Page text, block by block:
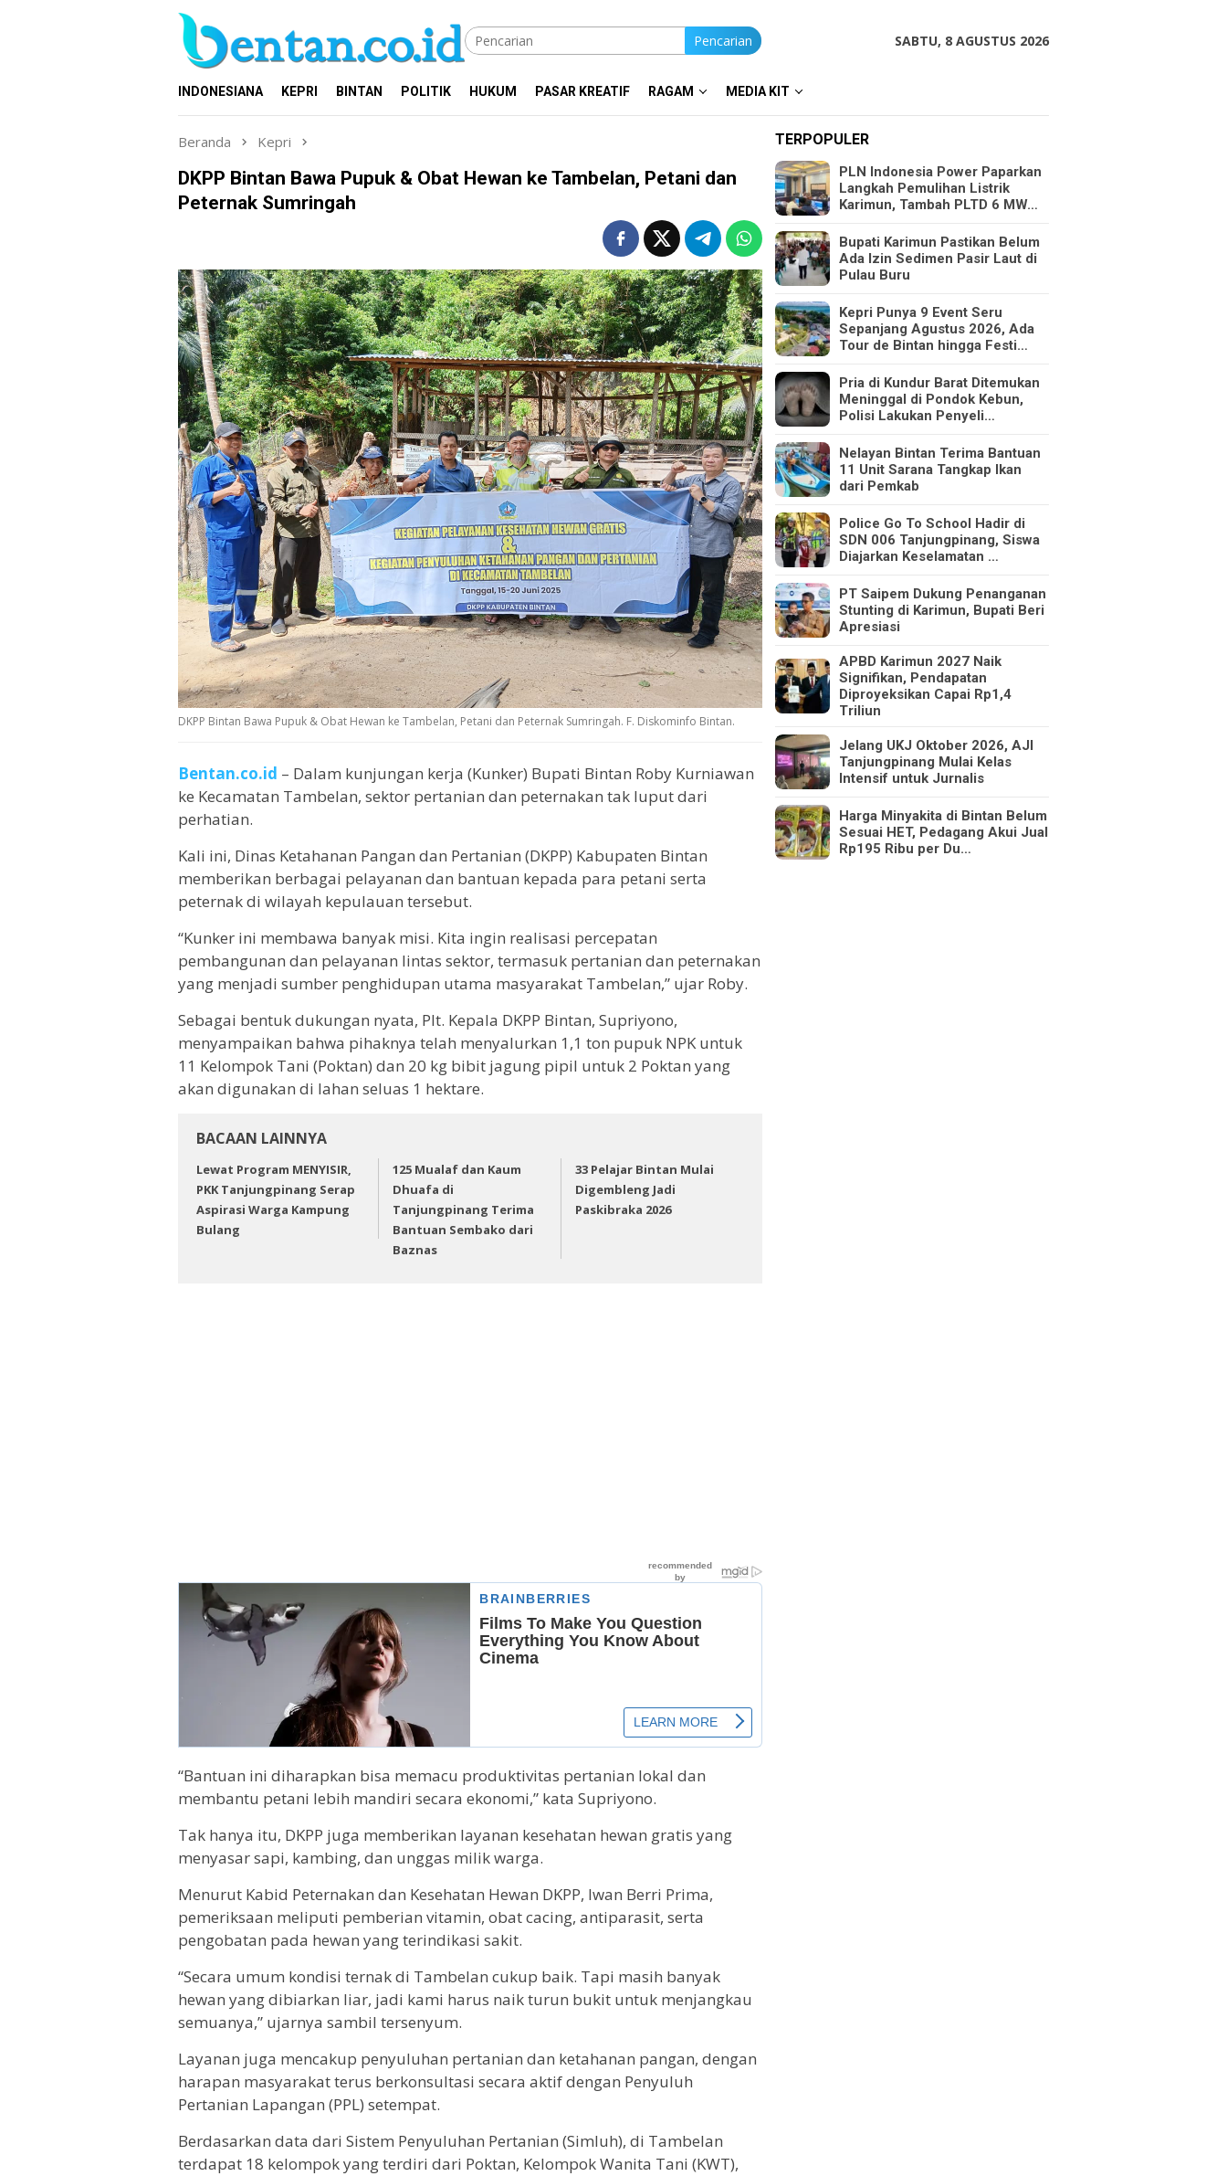
Pencarian SABTU, 8 AGUSTUS 2026
INDONESIANA KEPRI BINTAN POLITIK HUKUM PASAR KREATIF RAGAM MEDIA KIT
Beranda Kepri
DKPP Bintan Bawa Pupuk & Obat Hewan ke Tambelan, Petani dan
Peternak Sumringah
DKPP Bintan Bawa Pupuk & Obat Hewan ke Tambelan, Petani dan Peternak Sumringah. F. Diskominfo Bintan.
Bentan.co.id – Dalam kunjungan kerja (Kunker) Bupati Bintan Roby Kurniawan
ke Kecamatan Tambelan, sektor pertanian dan peternakan tak luput dari
perhatian.
Kali ini, Dinas Ketahanan Pangan dan Pertanian (DKPP) Kabupaten Bintan
memberikan berbagai pelayanan dan bantuan kepada para petani serta
peternak di wilayah kepulauan tersebut.
“Kunker ini membawa banyak misi. Kita ingin realisasi percepatan
pembangunan dan pelayanan lintas sektor, termasuk pertanian dan peternakan
yang menjadi sumber penghidupan utama masyarakat Tambelan,” ujar Roby.
Sebagai bentuk dukungan nyata, Plt. Kepala DKPP Bintan, Supriyono,
menyampaikan bahwa pihaknya telah menyalurkan 1,1 ton pupuk NPK untuk
11 Kelompok Tani (Poktan) dan 20 kg bibit jagung pipil untuk 2 Poktan yang
akan digunakan di lahan seluas 1 hektare.
BACAAN LAINNYA
Lewat Program MENYISIR,
PKK Tanjungpinang Serap
Aspirasi Warga Kampung
Bulang
125 Mualaf dan Kaum
Dhuafa di
Tanjungpinang Terima
Bantuan Sembako dari
Baznas
33 Pelajar Bintan Mulai
Digembleng Jadi
Paskibraka 2026
“Bantuan ini diharapkan bisa memacu produktivitas pertanian lokal dan
membantu petani lebih mandiri secara ekonomi,” kata Supriyono.
Tak hanya itu, DKPP juga memberikan layanan kesehatan hewan gratis yang
menyasar sapi, kambing, dan unggas milik warga.
Menurut Kabid Peternakan dan Kesehatan Hewan DKPP, Iwan Berri Prima,
pemeriksaan meliputi pemberian vitamin, obat cacing, antiparasit, serta
pengobatan pada hewan yang terindikasi sakit.
“Secara umum kondisi ternak di Tambelan cukup baik. Tapi masih banyak
hewan yang dibiarkan liar, jadi kami harus naik turun bukit untuk menjangkau
semuanya,” ujarnya sambil tersenyum.
Layanan juga mencakup penyuluhan pertanian dan ketahanan pangan, dengan
harapan masyarakat terus berkonsultasi secara aktif dengan Penyuluh
Pertanian Lapangan (PPL) setempat.
Berdasarkan data dari Sistem Penyuluhan Pertanian (Simluh), di Tambelan
terdapat 18 kelompok yang terdiri dari Poktan, Kelompok Wanita Tani (KWT),
TERPOPULER
PLN Indonesia Power Paparkan
Langkah Pemulihan Listrik
Karimun, Tambah PLTD 6 MW…
Bupati Karimun Pastikan Belum
Ada Izin Sedimen Pasir Laut di
Pulau Buru
Kepri Punya 9 Event Seru
Sepanjang Agustus 2026, Ada
Tour de Bintan hingga Festi…
Pria di Kundur Barat Ditemukan
Meninggal di Pondok Kebun,
Polisi Lakukan Penyeli…
Nelayan Bintan Terima Bantuan
11 Unit Sarana Tangkap Ikan
dari Pemkab
Police Go To School Hadir di
SDN 006 Tanjungpinang, Siswa
Diajarkan Keselamatan …
PT Saipem Dukung Penanganan
Stunting di Karimun, Bupati Beri
Apresiasi
APBD Karimun 2027 Naik
Signifikan, Pendapatan
Diproyeksikan Capai Rp1,4
Triliun
Jelang UKJ Oktober 2026, AJI
Tanjungpinang Mulai Kelas
Intensif untuk Jurnalis
Harga Minyakita di Bintan Belum
Sesuai HET, Pedagang Akui Jual
Rp195 Ribu per Du…